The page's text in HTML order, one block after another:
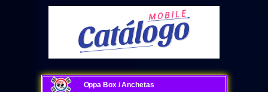
Oppa Box / Anchetas